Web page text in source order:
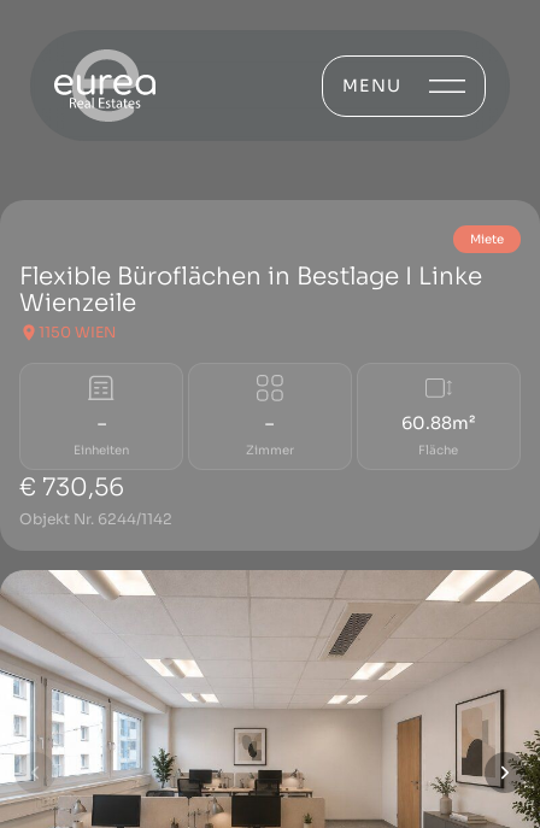
MENU
Miete
Flexible Büroflächen in Bestlage I Linke
Wienzeile
1150 WIEN
–
Einheiten
–
Zimmer
60.88m²
Fläche
€ 730,56
Objekt Nr. 6244/1142